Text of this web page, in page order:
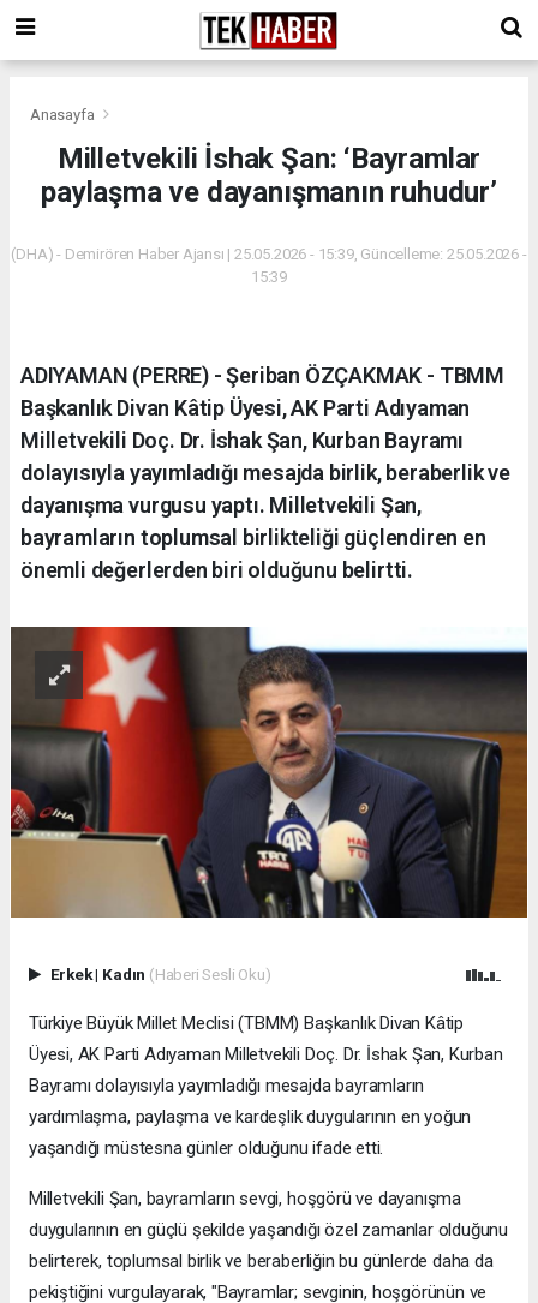
Anasayfa
Milletvekili İshak Şan: ‘Bayramlar
paylaşma ve dayanışmanın ruhudur’
(DHA) - Demirören Haber Ajansı | 25.05.2026 - 15:39, Güncelleme: 25.05.2026 -
15:39
ADIYAMAN (PERRE) - Şeriban ÖZÇAKMAK - TBMM
Başkanlık Divan Kâtip Üyesi, AK Parti Adıyaman
Milletvekili Doç. Dr. İshak Şan, Kurban Bayramı
dolayısıyla yayımladığı mesajda birlik, beraberlik ve
dayanışma vurgusu yaptı. Milletvekili Şan,
bayramların toplumsal birlikteliği güçlendiren en
önemli değerlerden biri olduğunu belirtti.
Erkek| Kadın (Haberi Sesli Oku)
Türkiye Büyük Millet Meclisi (TBMM) Başkanlık Divan Kâtip
Üyesi, AK Parti Adıyaman Milletvekili Doç. Dr. İshak Şan, Kurban
Bayramı dolayısıyla yayımladığı mesajda bayramların
yardımlaşma, paylaşma ve kardeşlik duygularının en yoğun
yaşandığı müstesna günler olduğunu ifade etti.
Milletvekili Şan, bayramların sevgi, hoşgörü ve dayanışma
duygularının en güçlü şekilde yaşandığı özel zamanlar olduğunu
belirterek, toplumsal birlik ve beraberliğin bu günlerde daha da
pekiştiğini vurgulayarak, "Bayramlar; sevginin, hoşgörünün ve